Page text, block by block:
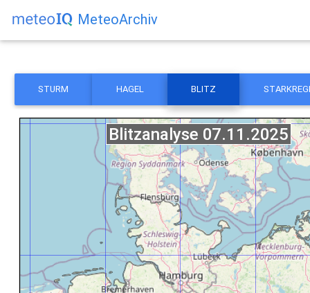
MeteoArchiv
STURM HAGEL BLITZ